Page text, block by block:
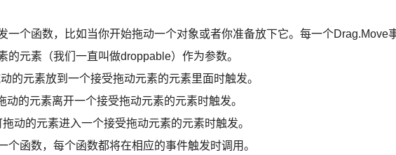
一个函数，比如当你开始拖动一个对象或者你准备放下它。每一个Drag.Move
元素（我们一直叫做droppable）作为参数。
元素放到一个接受拖动元素的元素里面时触发。
的元素离开一个接受拖动元素的元素时触发。
的元素进入一个接受拖动元素的元素时触发。
函数，每个函数都将在相应的事件触发时调用。